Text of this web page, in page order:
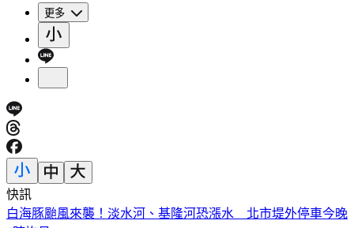
更多
快訊
淡水龍捲風狂掃「災情曝光」 民眾屋頂被吹翻